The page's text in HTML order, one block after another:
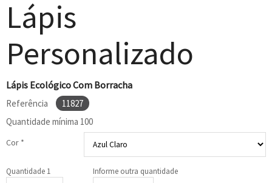
Lápis
Personalizado
Lápis Ecológico Com Borracha
Referência
11827
Quantidade mínima 100
Cor *
Quantidade 1
Informe outra quantidade